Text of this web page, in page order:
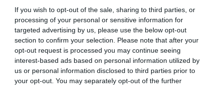
If you wish to opt-out of the sale, sharing to third parties, or
processing of your personal or sensitive information for
targeted advertising by us, please use the below opt-out
section to confirm your selection. Please note that after your
opt-out request is processed you may continue seeing
interest-based ads based on personal information utilized by
us or personal information disclosed to third parties prior to
your opt-out. You may separately opt-out of the further
Badissi novembria commenté l'article :
Ryanair au Maroc : un programme hivernal record pour
relier le Royaume à 14 pays européens
Coppola a commenté l'article :